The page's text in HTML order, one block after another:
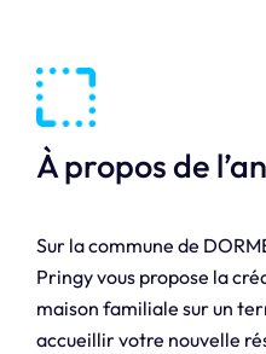
À propos de
Sur la commune de
Pringy vous propose la
maison familiale sur un
accueillir votre nouvelle